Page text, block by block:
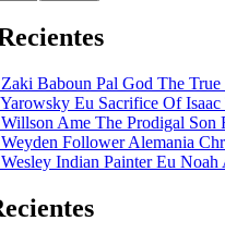
Baboun Pal God The
Eu Sacrifice Of
Ame The Prodigal Son
Follower Alemania
Indian Painter Eu